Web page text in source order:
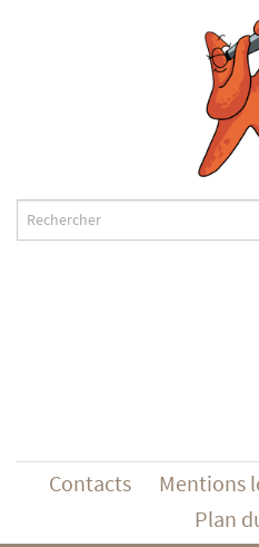
Contacts Mentions
Plan